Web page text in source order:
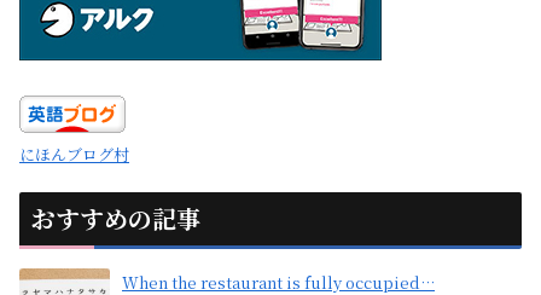
にほんブログ村
おすすめの記事
When the restaurant is fully occupied…